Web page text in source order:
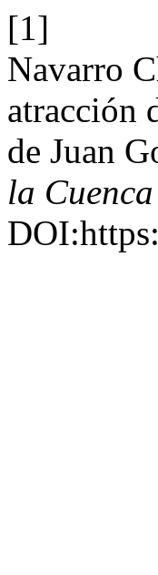
[1]
Navarro
atracción
de Juan
la